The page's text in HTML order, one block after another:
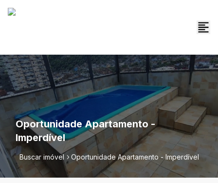
Oportunidade Apartamento -
Imperdível
Buscar imóvel Oportunidade Apartamento - Imperdível